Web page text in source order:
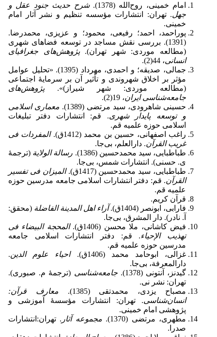
امام خمینی، روح‌الله (1378).
شرح حدیث جنود عقل و
جهل. تهران: انتشارات مؤسسه تنظیم و نشر آثار امام
خمینی.
پوراحمد، احمد؛ رفیعی، محمود؛ و عزیزی، محمدرضا.
(1391). بررسی نقش مساجد در توسعه فضاهای شهری
(مطالعه موردی: شهر تهران).پژوهش‌های جغرافیای
انسانی، 44(2).
جمالی، صدیقه؛ و احمدی، مهرداد (1395). «تحلیل عوامل
مؤثر بر اخلاق شهروندی و تأثیر آن بر سرمایهٔ اجتماعی
(مطالعه موردی: شهر شیراز)».پژوهش‌های
جامعه‌شناسی ایران، 19(2).
حسینی شاهرودی، سید مرتضی (1389).
معماری اسلامی
و توسعه پایدار شهری. قم: انتشارات دفتر تبلیغات
اسلامی حوزه علمیه قم.
راغب اصفهانی، حسین بن محمد (1412ق).
المفردات فی
غریب القرآن. دارالعلم، بی‌جا.
طباطبایی، سید محمدحسین (1386).
رسالة الولایة (ترجمهٔ
ی. حسنی). انتشارات شمس، بی‌جا.
طباطبایی، سید محمدحسین (1417ق).
المیزان فی تفسیر
القرآن. قم: دفتر انتشارات اسلامی جامعه مدرسین حوزه
علمیه قم.
قرآن کریم.
فارابی، ابونصر (1404ق).
آراء اهل المدینة الفاضلة (محقق:
آ. نادر). دار المشرق، بی‌جا.
فیض کاشانی، ملا محسن (1406ق).
المحجة البیضاء فی
تهذیب الإحیاء. قم: دفتر انتشارات اسلامی جامعه
مدرسین حوزه علمیه قم.
غزالی، ابوحامد محمد (1406ق).
احیاء علوم الدین.
دارالمعرفة، بی‌جا.
گیدنز، آنتونی (1378).
جامعه‌شناسی (ترجمهٔ م. صبوری).
تهران: نشر نی.
مصباح یزدی، محمدتقی (1385).
معارف قرآن:
انسان‌شناسی. تهران: انتشارات مؤسسهٔ آموزشی و
پژوهشی امام خمینی.
مطهری، مرتضی (1370).
مجموعه آثار . تهران:‌انتشارات
صدرا.